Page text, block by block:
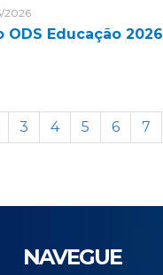
2026
ODS Educação 2026
3 4 5 6 7
NAVEGUE